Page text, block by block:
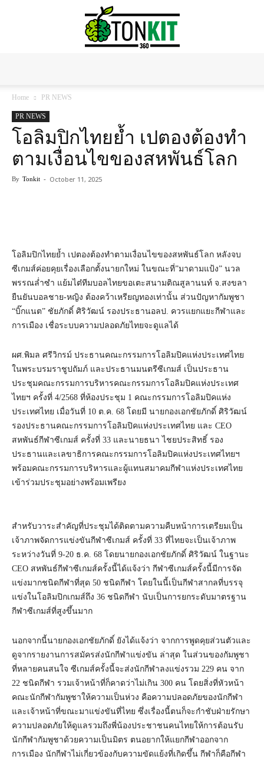
Home PR NEWS
PR NEWS
โอลิมปิกไทยย้ำ เปตองต้องทำ
ตามเงื่อนไขของสหพันธ์โลก
By Tonkit - October 11, 2025
โอลิมปิกไทยย้ำ เปตองต้องทำตามเงื่อนไขของสหพันธ์โลก​ หลังจบ
ซีเกมส์ค่อยคุยเรื่องเลือกตั้งนายกใหม่​ ในขณะที่​”มาดามแป้ง” นวล
พรรณ​ล่ำซำ​ แย้มไต๋ทีมบอลไทยขอเตะสนามติณสูลานนท์​ จ.สงขลา​
ยืนยันบอลชาย-หญิง​ ต้องคว้าเหรียญทอง​เท่านั้น​ ส่วนปัญหากัมพูชา​
“บิ๊กแนต” ชัยภัก​ดิ์​ ศิริวัฒน์​ รองประธานอลป.​ ควรแยก​แยะกีฬา​และ
การเมือง​ เชื่อระบบความปลอดภัยไทยจะดูแลได้
ผศ.พิมล ศรีวิกรม์ ประธานคณะกรรมการโอลิมปิคแห่งประเทศไทย
ในพระบรมราชูปถัมภ์ และประธานมนตรีซีเกมส์ เป็นประธาน
ประชุมคณะกรรมการบริหารคณะกรรมการโอลิมปิคแห่งประเทศ
ไทยฯ ครั้งที่ 4/2568 ที่ห้องประชุม 1 คณะกรรมการโอลิมปิคแห่ง
ประเทศไทย เมื่อวันที่ 10 ต.ค. 68 โดยมี นายกองเอกชัยภักดิ์ ศิริวัฒน์
รองประธานคณะกรรมการโอลิมปิคแห่งประเทศไทย และ CEO
สหพันธ์กีฬาซีเกมส์ ครั้งที่ 33 และนายธนา ไชยประสิทธิ์ รอง
ประธานและเลขาธิการคณะกรรมการโอลิมปิคแห่งประเทศไทยฯ
พร้อมคณะกรรมการบริหารและผู้แทนสมาคมกีฬาแห่งประเทศไทย
เข้าร่วมประชุมอย่างพร้อมเพรียง
สำหรับวาระสำคัญที่ประชุมได้ติดตามความคืบหน้าการเตรียมเป็น
เจ้าภาพจัดการแข่งขันกีฬาซีเกมส์ ครั้งที่ 33 ที่ไทยจะเป็นเจ้าภาพ
ระหว่างวันที่ 9-20 ธ.ค. 68 โดยนายกองเอกชัยภักดิ์ ศิริวัฒน์ ในฐานะ
CEO สหพันธ์​กีฬาซีเกมส์ครั้งนี้ได้แจ้งว่า กีฬาซีเกมส์ครั้งนี้มีการจัด
แข่งมากชนิดกีฬาที่สุด 50 ชนิดกีฬา โดยในนี้เป็นกีฬาสากลที่บรรจุ
แข่งในโอลิมปิกเกมส์ถึง 36 ชนิดกีฬา นับเป็นการยกระดับมาตรฐาน
กีฬาซีเกมส์ที่สูงขึ้นมาก
นอกจากนี้นายกองเอกชัยภักดิ์ ยังได้แจ้งว่า จากการพูดคุยส่วนตัวและ
ดูจากรายงานการสมัครส่งนักกีฬาแข่งขัน ล่าสุด ในส่วนของกัมพูชา
ที่หลายคนสนใจ ซีเกมส์ครั้งนี้จะส่งนักกีฬาลงแข่งรวม 229 คน จาก
22 ชนิดกีฬา รวมเจ้าหน้าที่ก็คาดว่าไม่เกิน 300 คน โดยสิ่งที่หัวหน้า
คณะนักกีฬากัมพูชาให้ความเป็นห่วง คือความปลอดภัยของนักกีฬา
และเจ้าหน้าที่ขณะมาแข่งขันที่ไทย ซึ่งเรื่องนี้ตนก็จะกำชับฝ่ายรักษา
ความปลอดภัยให้ดูแลรวมถึงพี่น้องประชาชนคนไทยให้การต้อนรับ
นักกีฬากัมพูชาด้วยความเป็นมิตร ตนอยากให้แยกกีฬาออกจาก
การเมือง นักกีฬาไม่เกี่ยวข้องกับความขัดแย้งที่เกิดขึ้น กีฬาก็คือกีฬา